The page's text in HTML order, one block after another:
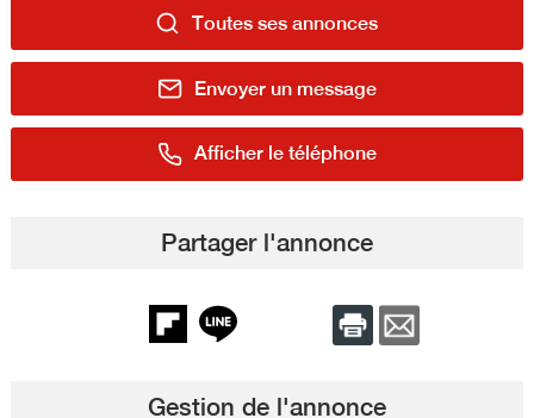
Toutes ses annonces
Envoyer un message
Afficher le téléphone
Partager l'annonce
Gestion de l'annonce